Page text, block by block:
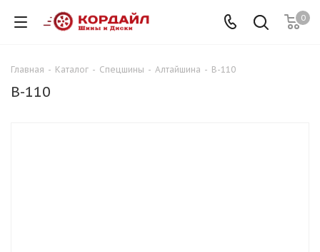
0
Главная - Каталог - Спецшины - Алтайшина - В-110
В-110